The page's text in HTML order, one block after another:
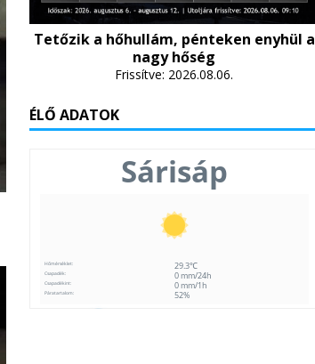
Tetőzik a hőhullám, pénteken enyhül a
nagy hőség
Frissítve: 2026.08.06.
ÉLŐ ADATOK